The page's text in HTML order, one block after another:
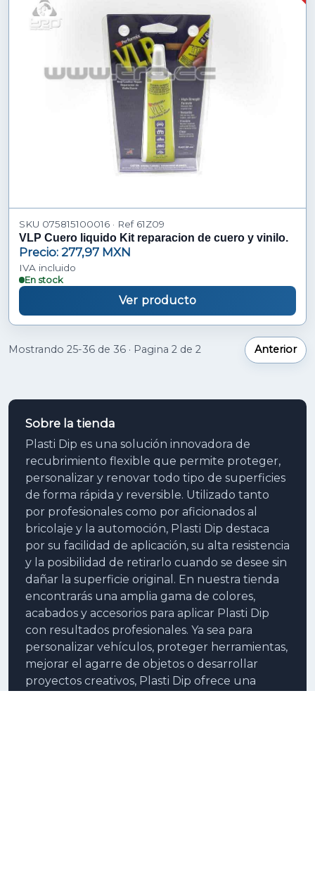
SKU 075815100016 · Ref 61Z09
VLP Cuero liquido Kit reparacion de cuero y vinilo.
Precio: 277,97 MXN
IVA incluido
En stock
Ver producto
Mostrando 25-36 de 36 · Pagina 2 de 2 Anterior
Sobre la tienda
Plasti Dip es una solución innovadora de
recubrimiento flexible que permite proteger,
personalizar y renovar todo tipo de superficies
de forma rápida y reversible. Utilizado tanto
por profesionales como por aficionados al
bricolaje y la automoción, Plasti Dip destaca
por su facilidad de aplicación, su alta resistencia
y la posibilidad de retirarlo cuando se desee sin
dañar la superficie original. En nuestra tienda
encontrarás una amplia gama de colores,
acabados y accesorios para aplicar Plasti Dip
con resultados profesionales. Ya sea para
personalizar vehículos, proteger herramientas,
mejorar el agarre de objetos o desarrollar
proyectos creativos, Plasti Dip ofrece una